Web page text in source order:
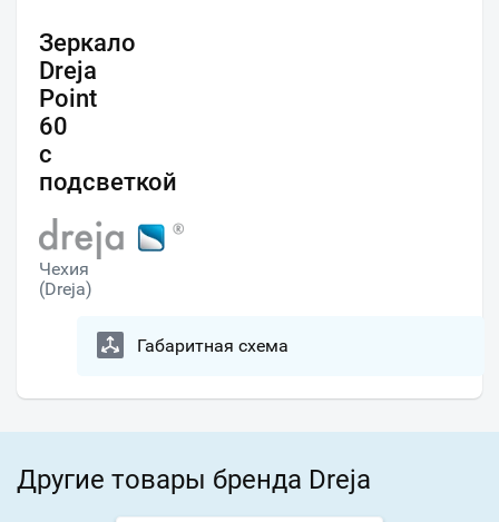
Зеркало
Dreja
Point
60
c
подсветкой
Чехия
(Dreja)
Габаритная схема
Другие товары бренда Dreja